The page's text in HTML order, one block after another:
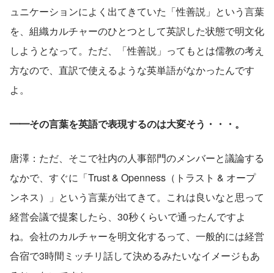
ュニケーションによく出てきていた「性善説」という言葉
を、組織カルチャーのひとつとして英訳した状態で明文化
しようとなって。ただ、「性善説」ってもとは儒教の考え
方なので、直訳で使えるような英単語がなかったんです
よ。
━━その言葉を英語で表現するのは大変そう・・・。
唐澤：ただ、そこで社内の人事部門のメンバーと議論する
なかで、すぐに「Trust & Openness（トラスト & オープ
ンネス）」という言葉が出てきて。これは良いなと思って
経営会議で提案したら、30秒くらいで通ったんですよ
ね。会社のカルチャーを明文化するって、一般的には経営
合宿で3時間ミッチリ話して決めるみたいなイメージもあ